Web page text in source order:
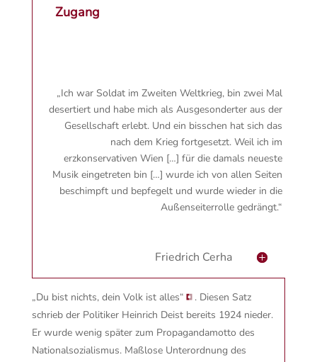
Zugang
„Ich war Soldat im Zweiten Weltkrieg, bin zwei Mal
desertiert und habe mich als Ausgesonderter aus der
Gesellschaft erlebt. Und ein bisschen hat sich das
nach dem Krieg fortgesetzt. Weil ich im
erzkonservativen Wien […] für die damals neueste
Musik eingetreten bin […] wurde ich von allen Seiten
beschimpft und bepfegelt und wurde wieder in die
Außenseiterrolle gedrängt.“
Friedrich Cerha
„Du bist nichts, dein Volk ist alles“
. Diesen Satz
schrieb der Politiker Heinrich Deist bereits 1924 nieder.
Er wurde wenig später zum Propagandamotto des
Nationalsozialismus. Maßlose Unterordnung des